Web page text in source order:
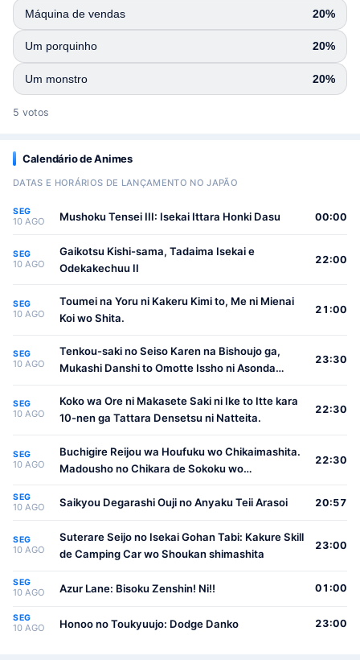
Máquina de vendas 20%
Um porquinho 20%
Um monstro 20%
5 votos
Calendário de Animes
DATAS E HORÁRIOS DE LANÇAMENTO NO JAPÃO
SEG
10 AGO Mushoku Tensei III: Isekai Ittara Honki Dasu 00:00
SEG
10 AGO
Gaikotsu Kishi-sama, Tadaima Isekai e
Odekakechuu II
22:00
SEG
10 AGO
Toumei na Yoru ni Kakeru Kimi to, Me ni Mienai
Koi wo Shita.
21:00
SEG
10 AGO
Tenkou-saki no Seiso Karen na Bishoujo ga,
Mukashi Danshi to Omotte Issho ni Asonda
23:30
SEG
10 AGO
Koko wa Ore ni Makasete Saki ni Ike to Itte kara
10-nen ga Tattara Densetsu ni Natteita.
22:30
SEG
10 AGO
Buchigire Reijou wa Houfuku wo Chikaimashita.
Madousho no Chikara de Sokoku wo
22:30
SEG
10 AGO Saikyou Degarashi Ouji no Anyaku Teii Arasoi 20:57
SEG
10 AGO
Suterare Seijo no Isekai Gohan Tabi: Kakure Skill
de Camping Car wo Shoukan shimashita
23:00
SEG
10 AGO Azur Lane: Bisoku Zenshin! Ni!! 01:00
SEG
10 AGO Honoo no Toukyuujo: Dodge Danko 23:00